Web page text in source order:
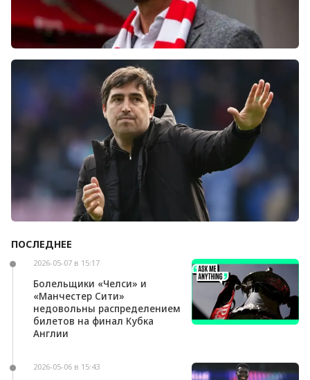
Болельщики «Ливерпуля» освистали команду
после ничьей с «Челси»
Андони Ираола может возглавить «Кристал
ПОСЛЕДНЕЕ
2026-05-07 в 15:17
Болельщики «Челси» и
«Манчестер Сити»
недовольны распределением
билетов на финал Кубка
Англии
2026-05-06 в 15:43